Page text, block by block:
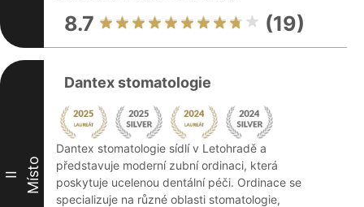
8.7 (19)
II Místo
Dantex stomatologie
Dantex stomatologie sídlí v Letohradě a
představuje moderní zubní ordinaci, která
poskytuje ucelenou dentální péči. Ordinace se
specializuje na různé oblasti stomatologie,